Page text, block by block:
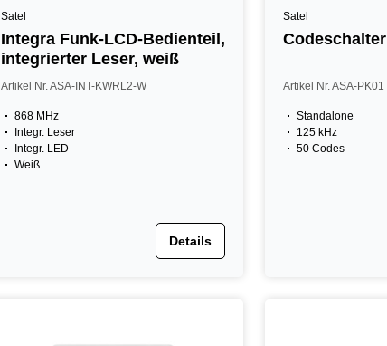
Satel
Integra Funk-LCD-Bedienteil,
integrierter Leser, weiß
Artikel Nr. ASA-INT-KWRL2-W
868 MHz
Integr. Leser
Integr. LED
Weiß
Details
Satel
Codeschalter
Artikel Nr. ASA-PK01
Standalone
125 kHz
50 Codes